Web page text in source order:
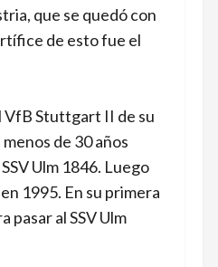
que se quedó con
de esto fue el
VfB Stuttgart II de su
de 30 años
Ulm 1846. Luego
1995. En su primera
al SSV Ulm